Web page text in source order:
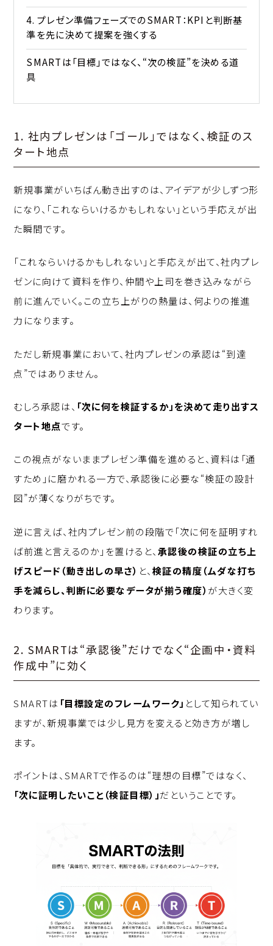
4. プレゼン準備フェーズでのSMART：KPIと判断基
準を先に決めて提案を強くする
SMARTは「目標」ではなく、“次の検証”を決める道
具
1. 社内プレゼンは「ゴール」ではなく、検証のス
タート地点
新規事業がいちばん動き出すのは、アイデアが少しずつ形
になり、「これならいけるかもしれない」という手応えが出
た瞬間です。
「これならいけるかもしれない」と手応えが出て、社内プレ
ゼンに向けて資料を作り、仲間や上司を巻き込みながら
前に進んでいく。この立ち上がりの熱量は、何よりの推進
力になります。
ただし新規事業において、社内プレゼンの承認は“到達
点”ではありません。
むしろ承認は、 「次に何を検証するか」を決めて走り出すス
タート地点です。
この視点がないままプレゼン準備を進めると、資料は「通
すため」に磨かれる一方で、承認後に必要な“検証の設計
図”が薄くなりがちです。
逆に言えば、社内プレゼン前の段階で「次に何を証明すれ
ば前進と言えるのか」を置けると、 承認後の検証の立ち上
げスピード（動き出しの早さ） と、 検証の精度（ムダな打ち
手を減らし、判断に必要なデータが揃う確度） が大きく変
わります。
2. SMARTは“承認後”だけでなく“企画中・資料
作成中”に効く
SMARTは 「目標設定のフレームワーク」 として知られてい
ますが、新規事業では少し見方を変えると効き方が増し
ます。
ポイントは、SMARTで作るのは“理想の目標”ではなく、
「次に証明したいこと（検証目標）」だということです。